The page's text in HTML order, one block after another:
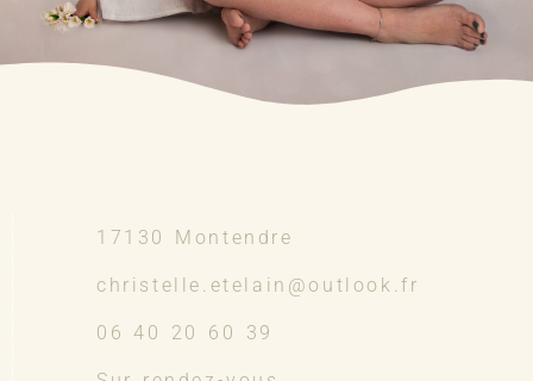
17130 Montendre
christelle.etelain@outlook.fr
06 40 20 60 39